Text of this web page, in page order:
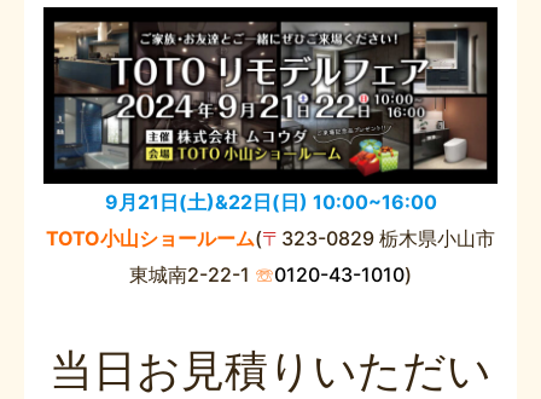
9月21日(土)&22日(日) 10:00~16:00
TOTO小山ショールーム(〒 323-0829 栃木県小山市
東城南2-22-1 ☏0120-43-1010)
当日お見積りいただい